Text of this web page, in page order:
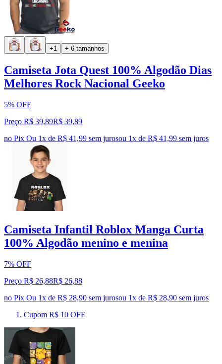
+1 + 6 tamanhos
Camiseta Jota Quest 100% Algodão Dias
Melhores Rock Nacional Geeko
5% OFF
Preço R$ 39,89R$ 39,89
no Pix Ou 1x de R$ 41,99 sem jurosou 1x de R$ 41,99 sem juros
Camiseta Infantil Roblox Manga Curta
100% Algodão menino e menina
7% OFF
Preço R$ 26,88R$ 26,88
no Pix Ou 1x de R$ 28,90 sem jurosou 1x de R$ 28,90 sem juros
Cupom R$ 10 OFF